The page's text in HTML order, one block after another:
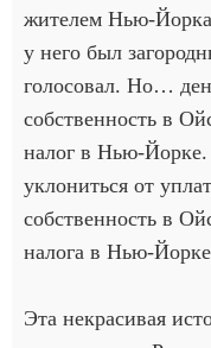
жителем Нью-
у него был
голосовал. Но…
собственность в
налог в Нью-Йорке.
уклониться от
собственность в
налога в Нью-
Эта некрасивая